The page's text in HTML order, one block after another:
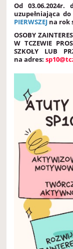
Od
uzupełniająca do
PIERWSZEJ na rok
OSOBY
W TCZEWIE
SZKOŁY LUB
na adres: